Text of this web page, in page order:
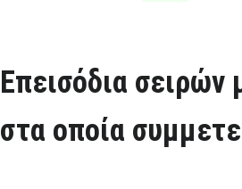
Επεισόδια
στα οποία